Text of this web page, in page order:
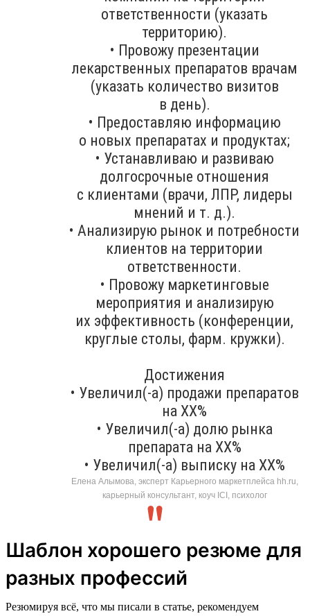
ответственности (указать
территорию).
• Провожу презентации
лекарственных препаратов врачам
(указать количество визитов
в день).
• Предоставляю информацию
о новых препаратах и продуктах;
• Устанавливаю и развиваю
долгосрочные отношения
с клиентами (врачи, ЛПР, лидеры
мнений и т. д.).
• Анализирую рынок и потребности
клиентов на территории
ответственности.
• Провожу маркетинговые
мероприятия и анализирую
их эффективность (конференции,
круглые столы, фарм. кружки).
Достижения
• Увеличил(-а) продажи препаратов
на ХХ%
• Увеличил(-а) долю рынка
препарата на ХХ%
• Увеличил(-а) выписку на ХХ%
Елена Алымова, эксперт Карьерного маркетплейса hh.ru,
карьерный консультант, коуч ICI, психолог
Шаблон хорошего резюме для
разных профессий
Резюмируя всё, что мы писали в статье, рекомендуем